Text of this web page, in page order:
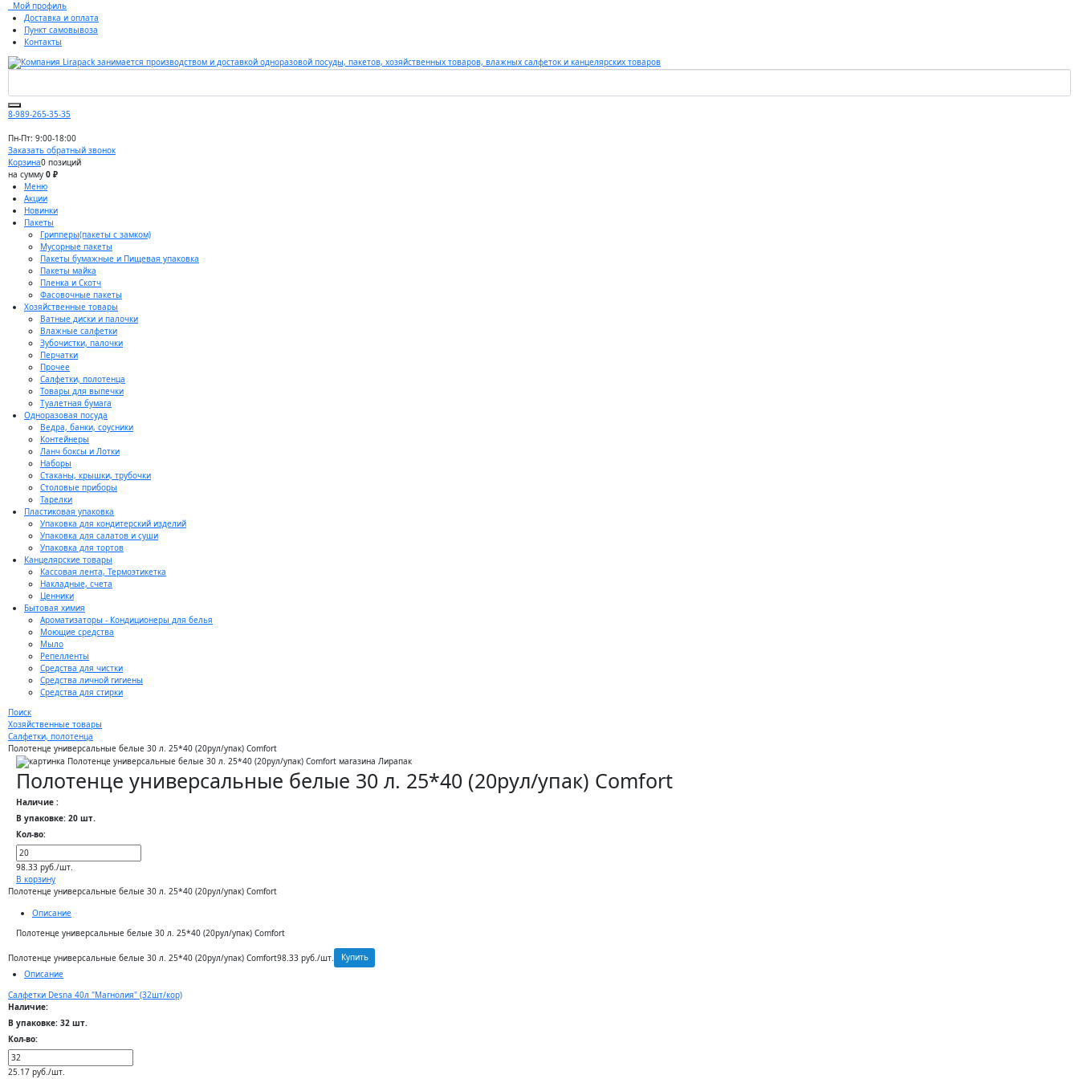
Мой профиль
Доставка и оплата
Пункт самовывоза
Контакты
8-989-265-35-35
Пн-Пт: 9:00-18:00
Заказать обратный звонок
Корзина0 позиций
на сумму 0 ₽
Меню
Акции
Новинки
Пакеты
Грипперы(пакеты с замком)
Мусорные пакеты
Пакеты бумажные и Пищевая упаковка
Пакеты майка
Пленка и Скотч
Фасовочные пакеты
Хозяйственные товары
Ватные диски и палочки
Влажные салфетки
Зубочистки, палочки
Перчатки
Прочее
Салфетки, полотенца
Товары для выпечки
Туалетная бумага
Одноразовая посуда
Ведра, банки, соусники
Контейнеры
Ланч боксы и Лотки
Наборы
Стаканы, крышки, трубочки
Столовые приборы
Тарелки
Пластиковая упаковка
Упаковка для кондитерский изделий
Упаковка для салатов и суши
Упаковка для тортов
Канцелярские товары
Кассовая лента, Термоэтикетка
Накладные, счета
Ценники
Бытовая химия
Ароматизаторы - Кондиционеры для белья
Моющие средства
Мыло
Репелленты
Средства для чистки
Средства личной гигиены
Средства для стирки
Поиск
Хозяйственные товары
Салфетки, полотенца
Полотенце универсальные белые 30 л. 25*40 (20рул/упак) Comfort
Полотенце универсальные белые 30 л. 25*40 (20рул/упак) Comfort
Наличие :
В упаковке: 20 шт.
Кол-во:
98.33 руб./шт.
В корзину
Полотенце универсальные белые 30 л. 25*40 (20рул/упак) Comfort
Описание
Полотенце универсальные белые 30 л. 25*40 (20рул/упак) Comfort
Полотенце универсальные белые 30 л. 25*40 (20рул/упак) Comfort98.33 руб./шт.
Купить
Описание
Салфетки Desna 40л "Магнолия" (32шт/кор)
Наличие:
В упаковке: 32 шт.
Кол-во:
25.17 руб./шт.